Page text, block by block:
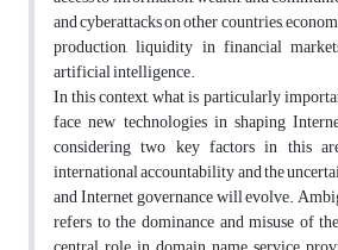
and cyberattacks on other countries,
production, liquidity in financial
artificial intelligence.
In this context, what is particularly
face new technologies in shaping
considering two key factors in this
international accountability and the
and Internet governance will evolve.
refers to the dominance and misuse of